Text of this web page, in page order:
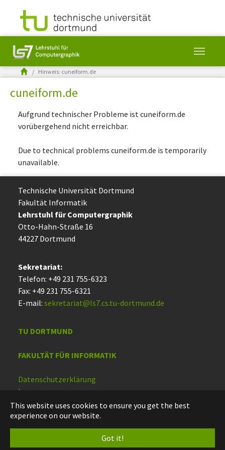
This website uses cookies to ensure you get the best
experience on our website.
Got it!
Skip to main content
You are here:Hinweis: cuneiform.de
cuneiform.de
Aufgrund technischer Probleme ist cuneiform.de
vorübergehend nicht erreichbar.
Due to technical problems cuneiform.de is temporarily
unavailable.
Technische Uni­ver­si­tät Dort­mund
Fakultät Informatik
Lehrstuhl für Computergraphik
Otto-Hahn-Straße 16
44227 Dort­mund
Sekretariat:
Telefon: +49 231 755-6323
Fax: +49 231 755-6321
E-mail: sekretariat@ls7.cs.tu-dortmund.de
TU DORTMUND
FAKULTÄT FÜR INFORMATIK
Datenschutzerklärung
Impressum
Barrierefreiheit
Deutsch